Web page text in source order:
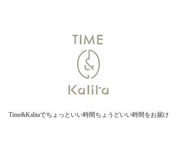
Time&Kalitaでちょっといい時間ちょうどいい時間をお届け